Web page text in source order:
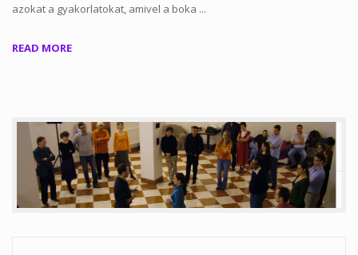
azokat a gyakorlatokat, amivel a boka ...
READ MORE